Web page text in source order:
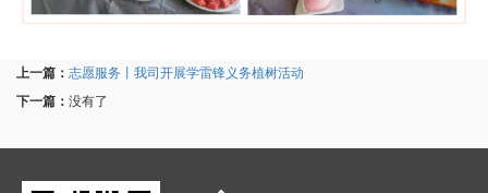
上一篇： 志愿服务丨我司开展学雷锋义务植树活动
下一篇： 没有了